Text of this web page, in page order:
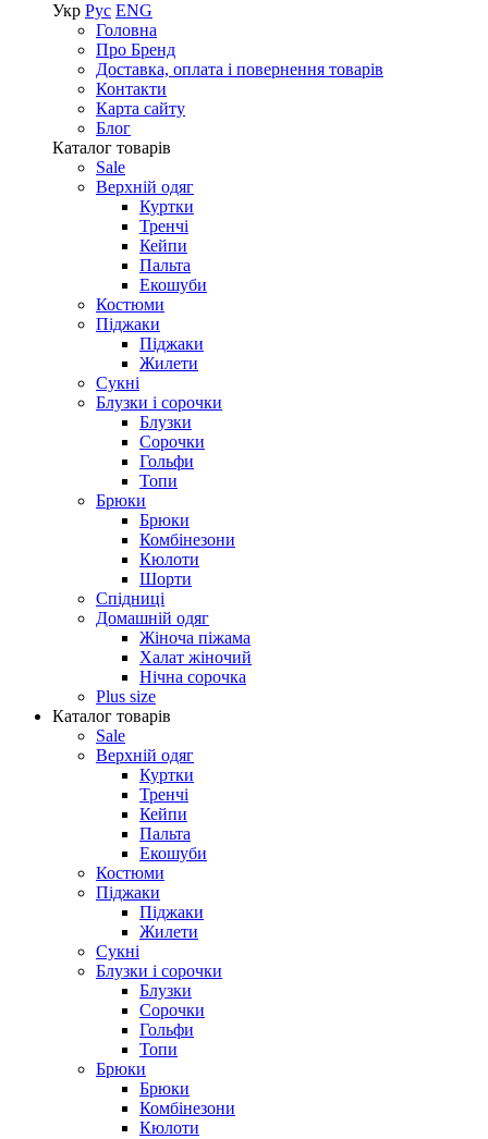
Укр Рус ENG
Головна
Про Бренд
Доставка, оплата і повернення товарів
Контакти
Карта сайту
Блог
Каталог товарів
Sale
Верхній одяг
Куртки
Тренчі
Кейпи
Пальта
Екошуби
Костюми
Піджаки
Піджаки
Жилети
Сукні
Блузки і сорочки
Блузки
Сорочки
Гольфи
Топи
Брюки
Брюки
Комбінезони
Кюлоти
Шорти
Спідниці
Домашній одяг
Жіноча піжама
Халат жіночий
Нічна сорочка
Plus size
Каталог товарів
Sale
Верхній одяг
Куртки
Тренчі
Кейпи
Пальта
Екошуби
Костюми
Піджаки
Піджаки
Жилети
Сукні
Блузки і сорочки
Блузки
Сорочки
Гольфи
Топи
Брюки
Брюки
Комбінезони
Кюлоти